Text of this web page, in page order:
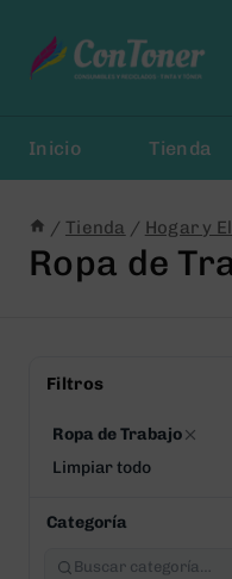
Contenido
Inicio Tienda
/ Tienda / Hogar y
Ropa de
Filtros
Ropa de Trabajo
Limpiar todo
Categoría